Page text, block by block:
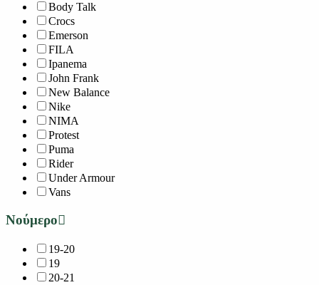
Body Talk
Crocs
Emerson
FILA
Ipanema
John Frank
New Balance
Nike
NIMA
Protest
Puma
Rider
Under Armour
Vans
Νούμερο
19-20
19
20-21